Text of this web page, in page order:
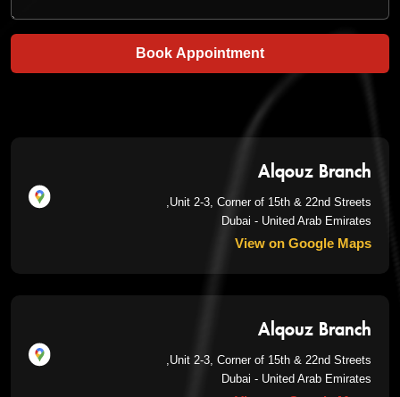
Book Appointment
Alqouz Branch
Unit 2-3, Corner of 15th & 22nd Streets,
Dubai - United Arab Emirates
View on Google Maps
Alqouz Branch
Unit 2-3, Corner of 15th & 22nd Streets,
Dubai - United Arab Emirates